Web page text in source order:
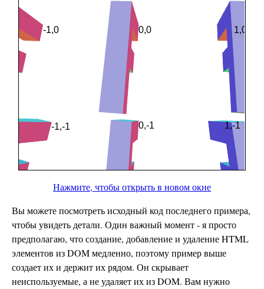
Нажмите, чтобы открыть в новом окне
Вы можете посмотреть исходный код последнего примера,
чтобы увидеть детали. Один важный момент - я просто
предполагаю, что создание, добавление и удаление HTML
элементов из DOM медленно, поэтому пример выше
создает их и держит их рядом. Он скрывает
неиспользуемые, а не удаляет их из DOM. Вам нужно